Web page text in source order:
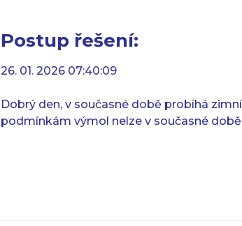
Postup řešení:
26. 01. 2026 07:40:09
Dobrý den, v současné době probíhá
podmínkám výmol nelze v současné